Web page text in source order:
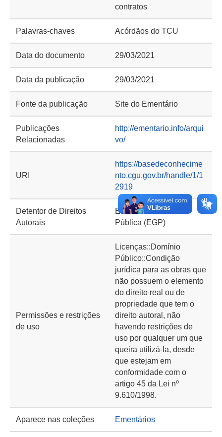
contratos
Palavras-chaves Acórdãos do TCU
Data do documento 29/03/2021
Data da publicação 29/03/2021
Fonte da publicação Site do Ementário
Publicações
Relacionadas
http://ementario.info/arqui
vo/
URI
https://basedeconhecime
nto.cgu.gov.br/handle/1/1
2919
Detentor de Direitos
Autorais
Ementário de Gestão
Pública (EGP)
Permissões e restrições
de uso
Licenças::Domínio
Público::Condição
jurídica para as obras que
não possuem o elemento
do direito real ou de
propriedade que tem o
direito autoral, não
havendo restrições de
uso por qualquer um que
queira utilizá-la, desde
que estejam em
conformidade com o
artigo 45 da Lei nº
9.610/1998.
Aparece nas coleções Ementários